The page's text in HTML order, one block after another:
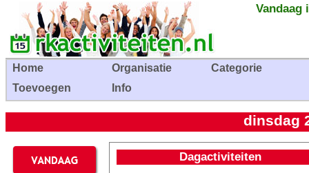
Vandaag
Home Organisatie
Categorie
Toevoegen
Info
dinsdag
Dagactiviteiten